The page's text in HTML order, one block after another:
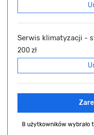
Serwis klimatyzacji -
200 zł
8 użytkowników wybrało